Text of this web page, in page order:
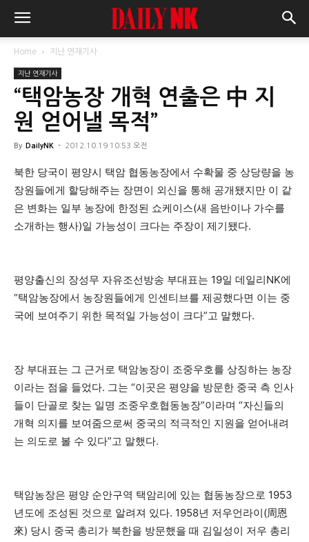
Home 지난 연재기사
지난 연재기사
“택암농장 개혁 연출은 中 지
원 얻어낼 목적”
By DailyNK - 2012.10.19 10:53 오전
북한 당국이 평양시 택암 협동농장에서 수확물 중 상당량을 농
장원들에게 할당해주는 장면이 외신을 통해 공개됐지만 이 같
은 변화는 일부 농장에 한정된 쇼케이스(새 음반이나 가수를
소개하는 행사)일 가능성이 크다는 주장이 제기됐다.
평양출신의 장성무 자유조선방송 부대표는 19일 데일리NK에
“택암농장에서 농장원들에게 인센티브를 제공했다면 이는 중
국에 보여주기 위한 목적일 가능성이 크다”고 말했다.
장 부대표는 그 근거로 택암농장이 조중우호를 상징하는 농장
이라는 점을 들었다. 그는 “이곳은 평양을 방문한 중국 측 인사
들이 단골로 찾는 일명 조중우호협동농장”이라며 “자신들의
개혁 의지를 보여줌으로써 중국의 적극적인 지원을 얻어내려
는 의도로 볼 수 있다”고 말했다.
택암농장은 평양 순안구역 택암리에 있는 협동농장으로 1953
년도에 조성된 것으로 알려져 있다. 1958년 저우언라이(周恩
來) 당시 중국 총리가 북한을 방문했을 때 김일성이 저우 총리